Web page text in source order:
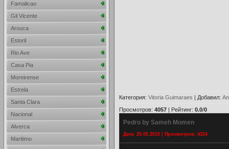
Категория: Vitoria Guimaraes | Добавил:
Просмотров: 4057 | Рейтинг: 0.0/0
Pedro by Sameh Momen
Дата: 25.05.2015 | Просмотров: 4324
Famalicao
Gil Vicente
Arouca
Estoril
Rio Ave
Casa Pia
Moreirense
Estrela
Santa Clara
Nacional
Alverca
Maritimo